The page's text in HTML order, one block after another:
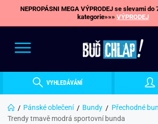
NEPROPÁSNI MEGA VÝPRODEJ se slevami do
kategorie»»» VÝPRODEJ
VYHLEDÁVÁNÍ
Pánské oblečení Bundy
Přechodné
Trendy tmavě modrá sportovní bunda